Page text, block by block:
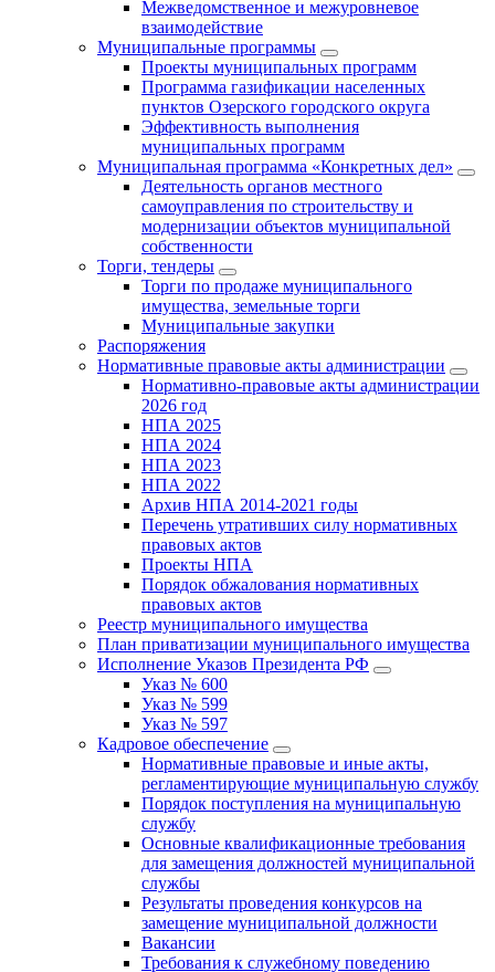
Межведомственное и межуровневое
взаимодействие
Муниципальные программы
Проекты муниципальных программ
Программа газификации населенных
пунктов Озерского городского округа
Эффективность выполнения
муниципальных программ
Муниципальная программа «Конкретных дел»
Деятельность органов местного
самоуправления по строительству и
модернизации объектов муниципальной
собственности
Торги, тендеры
Торги по продаже муниципального
имущества, земельные торги
Муниципальные закупки
Распоряжения
Нормативные правовые акты администрации
Нормативно-правовые акты администрации
2026 год
НПА 2025
НПА 2024
НПА 2023
НПА 2022
Архив НПА 2014-2021 годы
Перечень утративших силу нормативных
правовых актов
Проекты НПА
Порядок обжалования нормативных
правовых актов
Реестр муниципального имущества
План приватизации муниципального имущества
Исполнение Указов Президента РФ
Указ № 600
Указ № 599
Указ № 597
Кадровое обеспечение
Нормативные правовые и иные акты,
регламентирующие муниципальную службу
Порядок поступления на муниципальную
службу
Основные квалификационные требования
для замещения должностей муниципальной
службы
Результаты проведения конкурсов на
замещение муниципальной должности
Вакансии
Требования к служебному поведению